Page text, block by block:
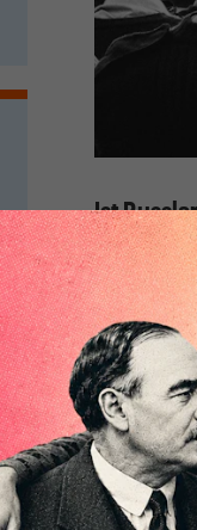
Ist
der Welt
neutrale
neuen
Dieser
Online-
Aus
Invasion in
könnte